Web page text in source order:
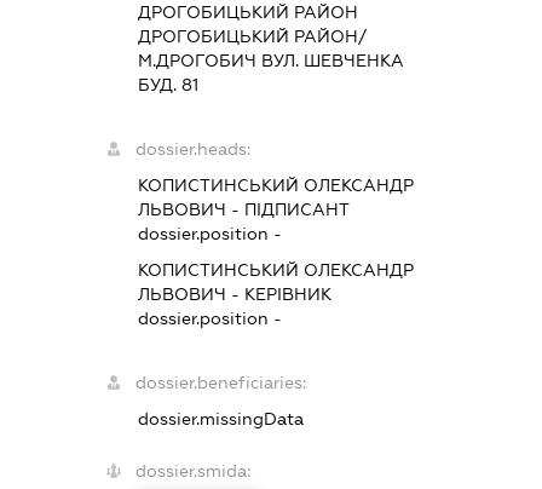
ДРОГОБИЦЬКИЙ РАЙОН
ДРОГОБИЦЬКИЙ РАЙОН/
М.ДРОГОБИЧ ВУЛ. ШЕВЧЕНКА
БУД. 81
dossier.heads:
КОПИСТИНСЬКИЙ ОЛЕКСАНДР
ЛЬВОВИЧ - ПІДПИСАНТ
dossier.position -
КОПИСТИНСЬКИЙ ОЛЕКСАНДР
ЛЬВОВИЧ - КЕРІВНИК
dossier.position -
dossier.beneficiaries:
dossier.missingData
dossier.smida: